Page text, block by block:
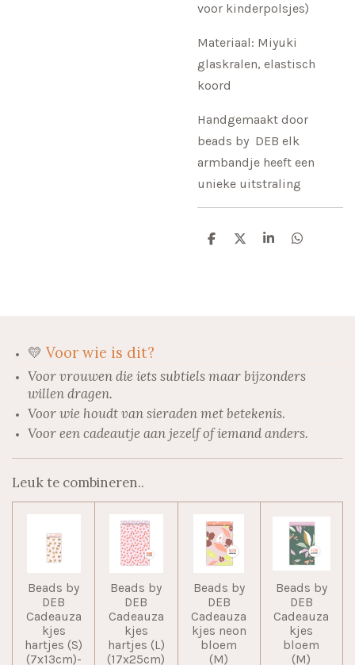
voor kinderpolsjes)
Materiaal: Miyuki
glaskralen, elastisch
koord
Handgemaakt door
beads by DEB elk
armbandje heeft een
unieke uitstraling
D
D
S
D
💛 Voor wie is dit?
Voor vrouwen die iets subtiels maar bijzonders
willen dragen.
Voor wie houdt van sieraden met betekenis.
Voor een cadeautje aan jezelf of iemand anders.
Leuk te combineren..
Beads by
DEB
Cadeauza
kjes
hartjes (S)
(7x13cm)-
Beads by
DEB
Cadeauza
kjes
hartjes (L)
(17x25cm)
Beads by
DEB
Cadeauza
kjes neon
bloem
(M)
Beads by
DEB
Cadeauza
kjes
bloem
(M)